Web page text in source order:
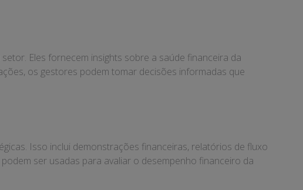
Eles fornecem insights sobre a saúde financeira da
os gestores podem tomar decisões informadas que
Isso inclui demonstrações financeiras, relatórios de fluxo
ser usadas para avaliar o desempenho financeiro da